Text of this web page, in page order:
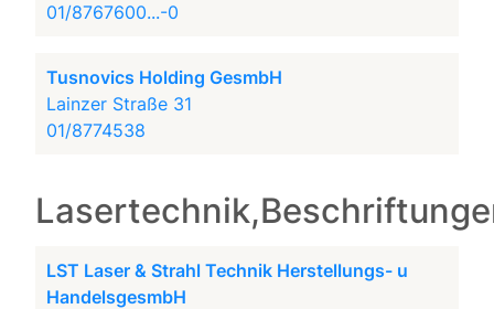
01/8767600...-0
Tusnovics Holding GesmbH
Lainzer Straße 31
01/8774538
LST Laser & Strahl Technik Herstellungs- u
HandelsgesmbH